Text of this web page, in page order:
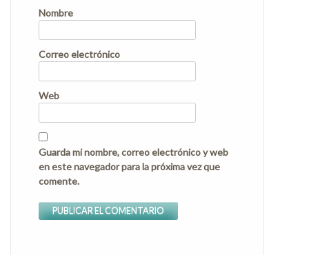
Nombre
Correo electrónico
Web
Guarda mi nombre, correo electrónico y web
en este navegador para la próxima vez que
comente.